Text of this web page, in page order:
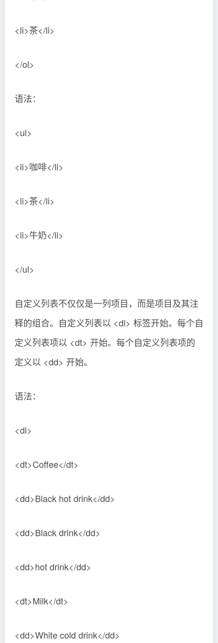
<li>茶</li>
</ol>
语法：
<ul>
<li>咖啡</li>
<li>茶</li>
<li>牛奶</li>
</ul>
自定义列表不仅仅是一列项目，而是项目及其注
释的组合。自定义列表以 <dl> 标签开始。每个自
定义列表项以 <dt> 开始。每个自定义列表项的
定义以 <dd> 开始。
语法：
<dl>
<dt>Coffee</dt>
<dd>Black hot drink</dd>
<dd>Black drink</dd>
<dd>hot drink</dd>
<dt>Milk</dt>
<dd>White cold drink</dd>